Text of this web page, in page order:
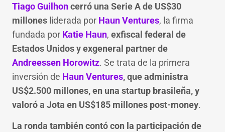
Tiago Guilhoncerró una Serie A de US$30
millones liderada por Haun Ventures, la firma
fundada por Katie Haun, exfiscal federal de
Estados Unidos y exgeneral partner de
Andreessen Horowitz. Se trata de la primera
inversión de Haun Ventures, que administra
US$2.500 millones, en una startup brasileña, y
valoró a Jota en US$185 millones post-money.
La ronda también contó con la participación de